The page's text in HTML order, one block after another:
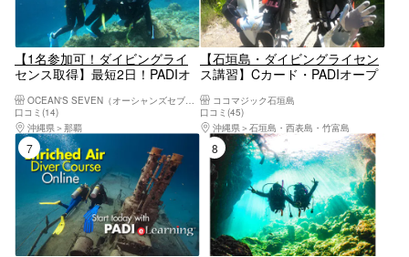
【1名参加可！ダイビングライ
センス取得】最短2日！PADIオ
ス
OCEAN'S SEVEN（オーシャンズセブン）
口コミ(14)
沖縄県
那覇
【石垣島・ダイビングライセン
ス講習】Cカード・PADIオープ
気エリアで取得しよう！
ココマジック石垣島
口コミ(45)
沖縄県
石垣島・西表島・竹富島
7位 8位